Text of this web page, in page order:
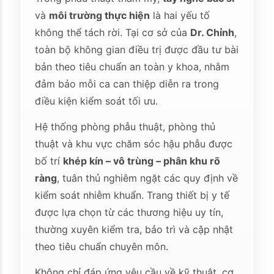
và môi trường thực hiện là hai yếu tố
không thể tách rời. Tại cơ sở của Dr. Chỉnh,
toàn bộ không gian điều trị được đầu tư bài
bản theo tiêu chuẩn an toàn y khoa, nhằm
đảm bảo mỗi ca can thiệp diễn ra trong
điều kiện kiểm soát tối ưu.
Hệ thống phòng phẫu thuật, phòng thủ
thuật và khu vực chăm sóc hậu phẫu được
bố trí khép kín – vô trùng – phân khu rõ
ràng, tuân thủ nghiêm ngặt các quy định về
kiểm soát nhiễm khuẩn. Trang thiết bị y tế
được lựa chọn từ các thương hiệu uy tín,
thường xuyên kiểm tra, bảo trì và cập nhật
theo tiêu chuẩn chuyên môn.